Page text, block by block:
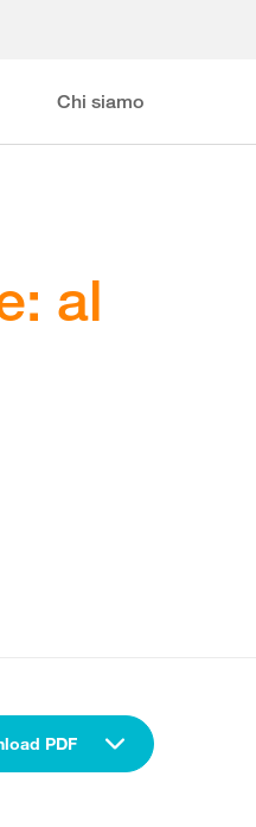
Chi siamo
al
PDF